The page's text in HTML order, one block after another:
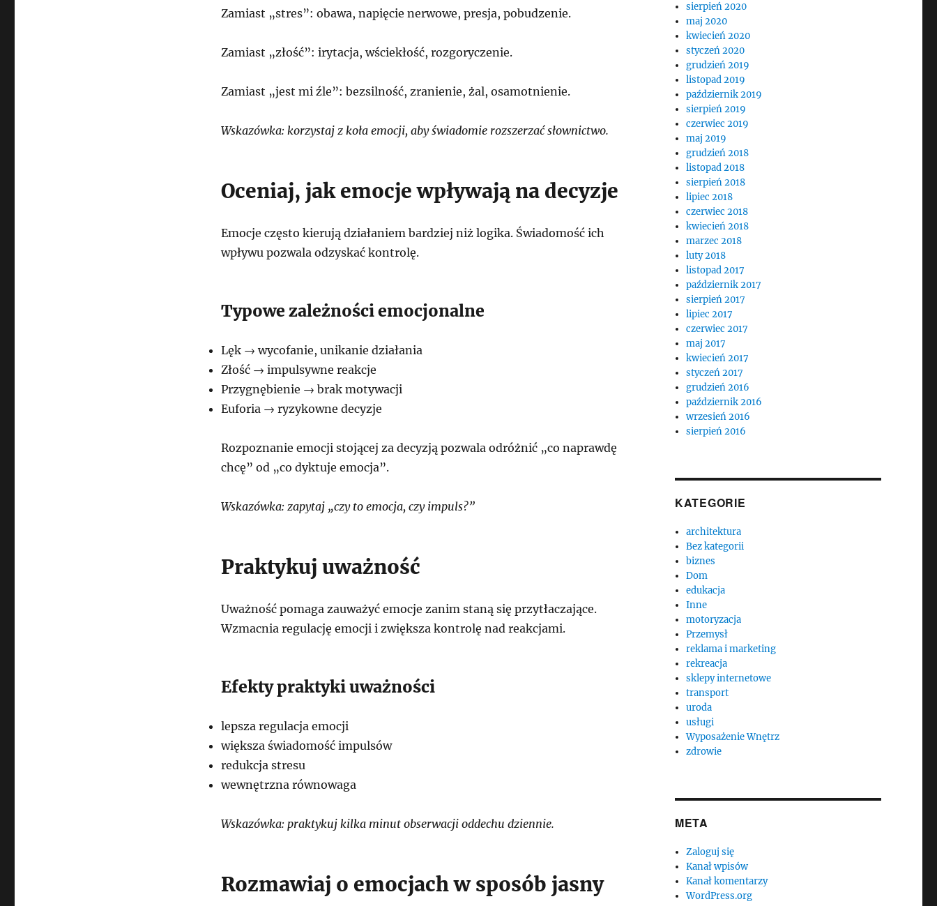
Zamiast „stres”: obawa, napięcie nerwowe, presja, pobudzenie.
Zamiast „złość”: irytacja, wściekłość, rozgoryczenie.
Zamiast „jest mi źle”: bezsilność, zranienie, żal, osamotnienie.
Wskazówka: korzystaj z koła emocji, aby świadomie rozszerzać słownictwo.
Oceniaj, jak emocje wpływają na decyzje
Emocje często kierują działaniem bardziej niż logika. Świadomość ich
wpływu pozwala odzyskać kontrolę.
Typowe zależności emocjonalne
Lęk → wycofanie, unikanie działania
Złość → impulsywne reakcje
Przygnębienie → brak motywacji
Euforia → ryzykowne decyzje
Rozpoznanie emocji stojącej za decyzją pozwala odróżnić „co naprawdę
chcę” od „co dyktuje emocja”.
Wskazówka: zapytaj „czy to emocja, czy impuls?”
Praktykuj uważność
Uważność pomaga zauważyć emocje zanim staną się przytłaczające.
Wzmacnia regulację emocji i zwiększa kontrolę nad reakcjami.
Efekty praktyki uważności
lepsza regulacja emocji
większa świadomość impulsów
redukcja stresu
wewnętrzna równowaga
Wskazówka: praktykuj kilka minut obserwacji oddechu dziennie.
Rozmawiaj o emocjach w sposób jasny
sierpień 2020
maj 2020
kwiecień 2020
styczeń 2020
grudzień 2019
listopad 2019
październik 2019
sierpień 2019
czerwiec 2019
maj 2019
grudzień 2018
listopad 2018
sierpień 2018
lipiec 2018
czerwiec 2018
kwiecień 2018
marzec 2018
luty 2018
listopad 2017
październik 2017
sierpień 2017
lipiec 2017
czerwiec 2017
maj 2017
kwiecień 2017
styczeń 2017
grudzień 2016
październik 2016
wrzesień 2016
sierpień 2016
KATEGORIE
architektura
Bez kategorii
biznes
Dom
edukacja
Inne
motoryzacja
Przemysł
reklama i marketing
rekreacja
sklepy internetowe
transport
uroda
usługi
Wyposażenie Wnętrz
zdrowie
META
Zaloguj się
Kanał wpisów
Kanał komentarzy
WordPress.org